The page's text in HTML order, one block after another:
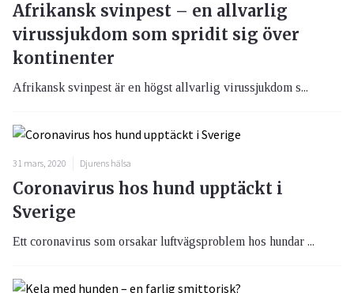
Afrikansk svinpest – en allvarlig
virussjukdom som spridit sig över
kontinenter
Afrikansk svinpest är en högst allvarlig virussjukdom s...
31 mars, 2020 Djurens hälsa
Coronavirus hos hund upptäckt i
Sverige
Ett coronavirus som orsakar luftvägsproblem hos hundar ...